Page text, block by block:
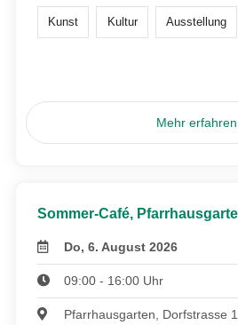
Kunst Kultur Ausstellung
Mehr erfahren
Sommer-Café,
Do, 6. August 2026
09:00 - 16:00 Uhr
Pfarrhausgarten, Dorfstrasse